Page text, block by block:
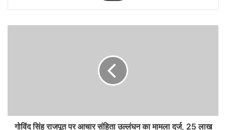
गोविंद सिंह राजपूत पर आचार संहिता उल्लंघन का मामला दर्ज, 25 लाख